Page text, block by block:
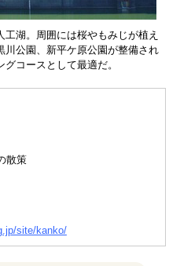
湖。周囲には桜やもみじが植え
川公園、新平ケ原公園が整備され
コースとして最適だ。
散策
site/kanko/